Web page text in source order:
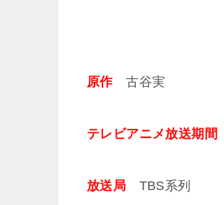
原作古谷実
テレビアニメ放送期間
放送局 TBS系列